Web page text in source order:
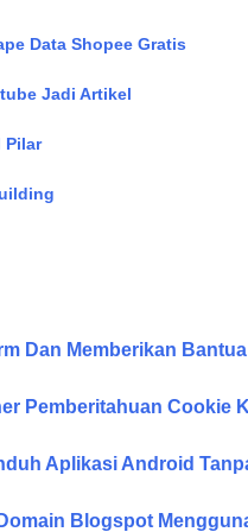
Data Shopee Gratis
Jadi Artikel
Pilar
Dan Memberikan
Pemberitahuan Cookie
Aplikasi Android
Blogspot